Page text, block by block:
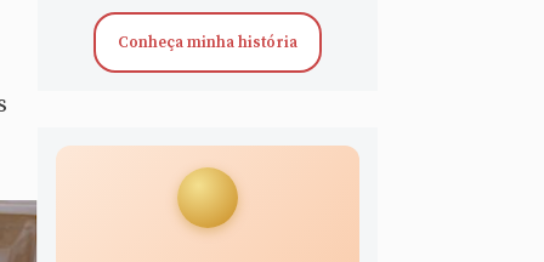
Conheça minha história